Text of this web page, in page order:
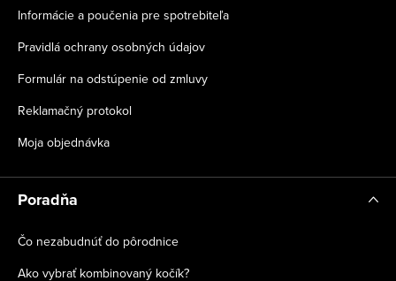
Informácie a poučenia pre spotrebiteľa
Pravidlá ochrany osobných údajov
Formulár na odstúpenie od zmluvy
Reklamačný protokol
Moja objednávka
Poradňa
Čo nezabudnúť do pôrodnice
Ako vybrať kombinovaný kočík?